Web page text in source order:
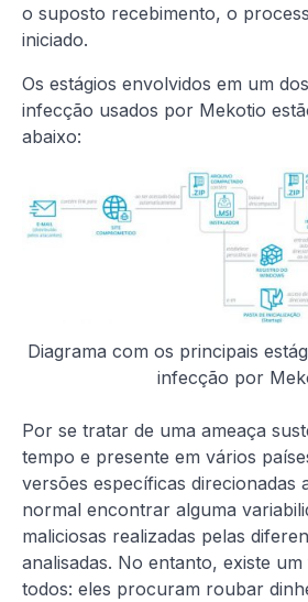
o suposto recebimento, o
iniciado.
Os estágios envolvidos em um
infecção usados ​​por Mekotio
abaixo:
Diagrama com os principais
infecção por
Por se tratar de uma ameaça
tempo e presente em vários
versões específicas direcionadas
normal encontrar alguma
maliciosas realizadas pelas
analisadas. No entanto, existe
todos: eles procuram roubar